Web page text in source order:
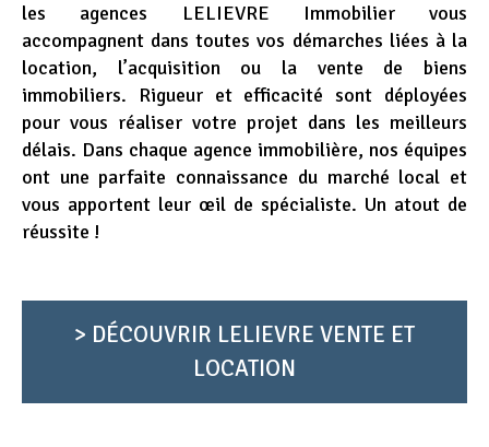
les agences LELIEVRE Immobilier vous
accompagnent dans toutes vos démarches liées à la
location, l’acquisition ou la vente de biens
immobiliers. Rigueur et efficacité sont déployées
pour vous réaliser votre projet dans les meilleurs
délais. Dans chaque agence immobilière, nos équipes
ont une parfaite connaissance du marché local et
vous apportent leur œil de spécialiste. Un atout de
réussite !
> DÉCOUVRIR LELIEVRE VENTE ET
LOCATION